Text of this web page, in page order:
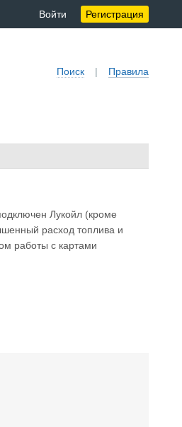
Войти Регистрация
Поиск | Правила
Лукойл (кроме
расход топлива и
работы с картами